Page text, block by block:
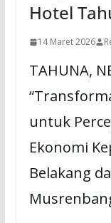
Hotel
14 Maret 2026
​TAHUNA,
untuk
Ekonomi
Belakang